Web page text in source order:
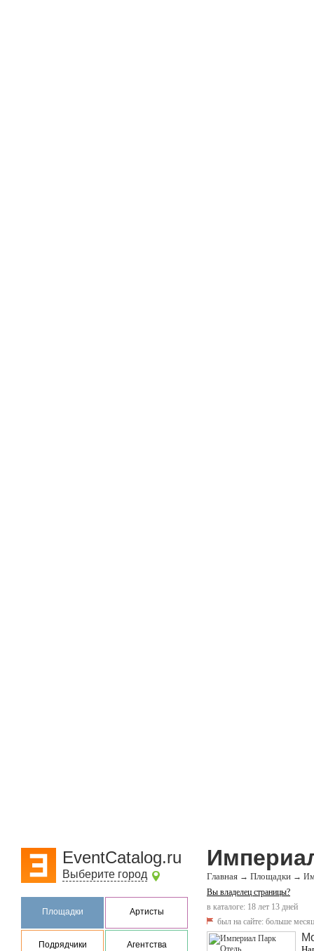
EventCatalog.ru
Выберите город
Площадки Артисты
Подрядчики Агентства
Главная → Площадки →
Вы владелец страницы?
в каталоге: 18 лет 13 дней
был на сайте: больше